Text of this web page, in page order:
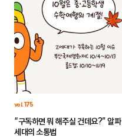
vol. 175
“구독하면 뭐 해주실 건데요?” 알파
세대의 소통법